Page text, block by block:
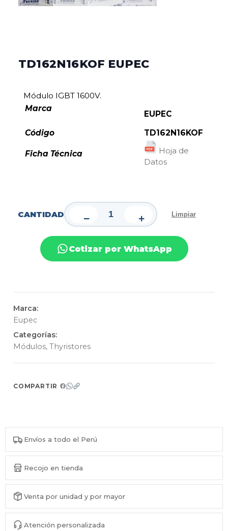
TD162N16KOF EUPEC
Módulo IGBT 1600V.
Marca
EUPEC
Código
TD162N16KOF
Ficha Técnica
Hoja de
Datos
CANTIDAD − + Limpiar
Cotizar por WhatsApp
Marca:
Eupec
Categorías:
Módulos, Thyristores
COMPARTIR
Envíos a todo el Perú
Recojo en tienda
Venta por unidad y por mayor
Atención personalizada